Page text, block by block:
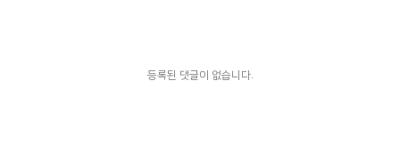
등록된 댓글이 없습니다.